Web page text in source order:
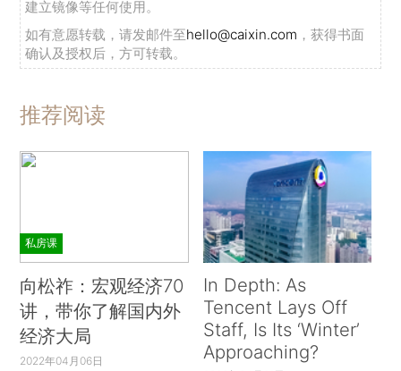
建立镜像等任何使用。
如有意愿转载，请发邮件至hello@caixin.com ，获得书面
确认及授权后，方可转载。
推荐阅读
私房课
向松祚：宏观经济70
讲，带你了解国内外
经济大局
2022年04月06日
In Depth: As
Tencent Lays Off
Staff, Is Its ‘Winter’
Approaching?